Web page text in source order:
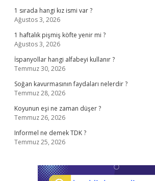
1 sırada hangi kız ismi var ?
Ağustos 3, 2026
1 haftalık pişmiş köfte yenir mi ?
Ağustos 3, 2026
İspanyollar hangi alfabeyi kullanır ?
Temmuz 30, 2026
Soğan kavurmasının faydaları nelerdir ?
Temmuz 28, 2026
Koyunun eşi ne zaman düşer ?
Temmuz 26, 2026
Informel ne demek TDK ?
Temmuz 25, 2026